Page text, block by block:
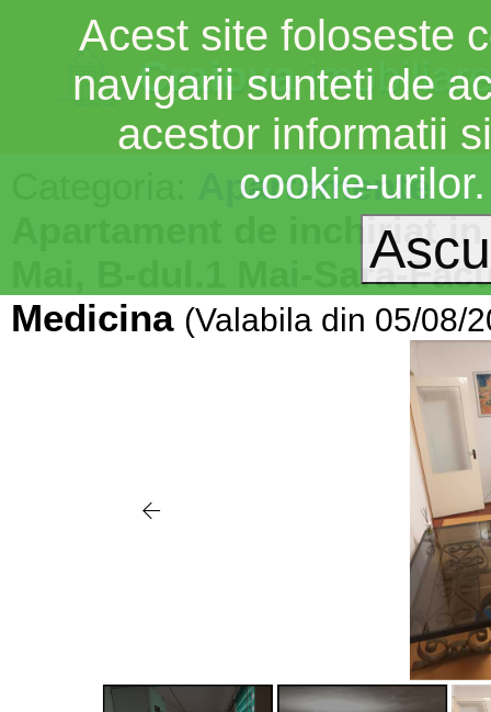
Craiova
Apartamente
Apartament de inchiriat
Mai, B-dul.1 Mai-Sara-
Medicina (Valabila din 05/08/
Acest site foloseste
navigarii sunteti de
acestor informatii
cookie-